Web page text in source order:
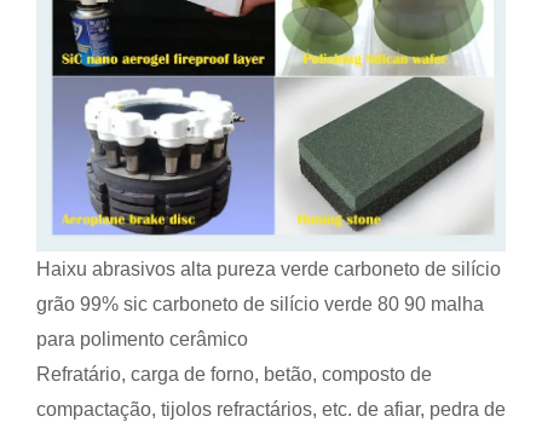
Haixu abrasivos alta pureza verde carboneto de silício
grão 99% sic carboneto de silício verde 80 90 malha
para polimento cerâmico
Refratário, carga de forno, betão, composto de
compactação, tijolos refractários, etc. de afiar, pedra de